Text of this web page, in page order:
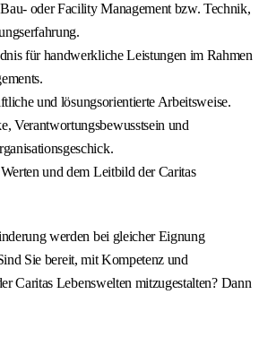
oder Facility Management bzw. Technik,
für handwerkliche Leistungen im Rahmen
und lösungsorientierte Arbeitsweise.
Verantwortungsbewusstsein und
und dem Leitbild der Caritas
werden bei gleicher Eignung
Sie bereit, mit Kompetenz und
Caritas Lebenswelten mitzugestalten? Dann